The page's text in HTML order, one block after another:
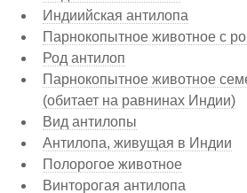
Индиийская антилопа
Парнокопытное животное с
Род антилоп
Парнокопытное животное
(обитает на равнинах Индии)
Вид антилопы
Антилопа, живущая в Индии
Полорогое животное
Винторогая антилопа